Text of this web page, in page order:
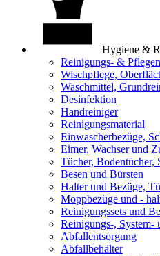
Hygiene &
Reinigungs- &
Wischpflege,
Waschmittel,
Desinfektion
Handreiniger
Reinigungsmaterial
Einwascherbezüge,
Eimer, Wachser und
Tücher, Bodentücher,
Besen und Bürsten
Halter und Bezüge,
Moppbezüge und -
Reinigungssets und
Reinigungs-, System-
Abfallentsorgung
Abfallbehälter